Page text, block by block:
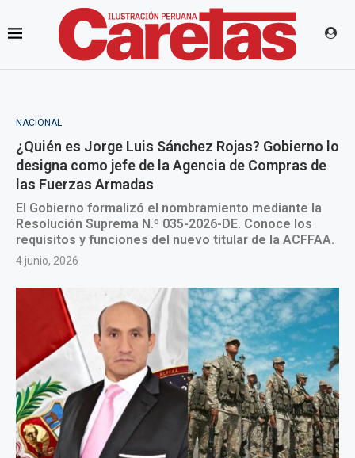
NACIONAL
¿Quién es Jorge Luis Sánchez Rojas? Gobierno lo
designa como jefe de la Agencia de Compras de
las Fuerzas Armadas
El Gobierno formalizó el nombramiento mediante la
Resolución Suprema N.º 035-2026-DE. Conoce los
requisitos y funciones del nuevo titular de la ACFFAA.
4 junio, 2026